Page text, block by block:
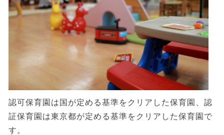
認可保育園は国が定める基準をクリアした保育園、認
証保育園は東京都が定める基準をクリアした保育園で
す。